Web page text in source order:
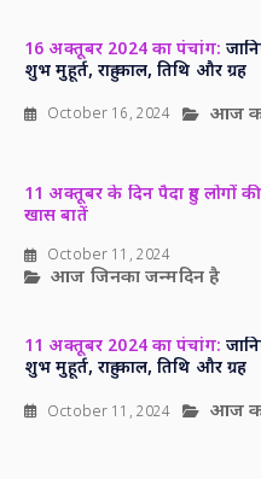
16 अक्तूबर 2024 का पंचांग:
शुभ मुहूर्त, राहु काल, तिथि और ग्रह
October 16, 2024 आज
11 अक्तूबर के दिन पैदा हुए लोगों
खास बातें
October 11, 2024
आज जिनका जन्मदिन है
11 अक्तूबर 2024 का पंचांग:
शुभ मुहूर्त, राहु काल, तिथि और ग्रह
October 11, 2024 आज